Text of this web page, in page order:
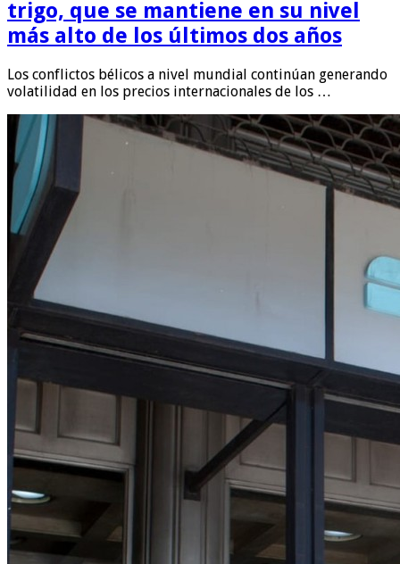
trigo, que se mantiene en su nivel
más alto de los últimos dos años
Los conflictos bélicos a nivel mundial continúan generando
volatilidad en los precios internacionales de los …